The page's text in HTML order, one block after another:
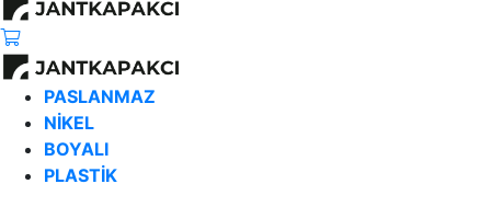
PASLANMAZ
NİKEL
BOYALI
PLASTİK